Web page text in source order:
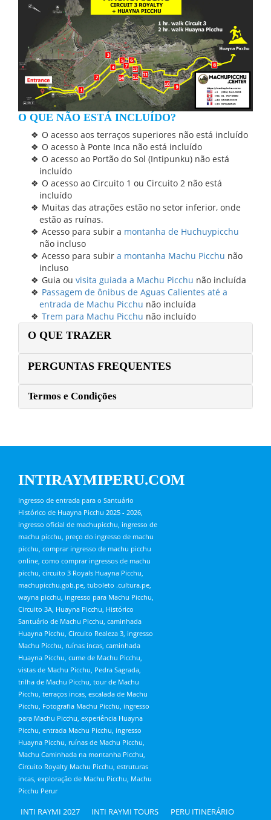
O QUE NÃO ESTÁ INCLUÍDO?
O acesso aos terraços superiores não está incluído
O acesso à Ponte Inca não está incluído
O acesso ao Portão do Sol (Intipunku) não está
incluído
O acesso ao Circuito 1 ou Circuito 2 não está
incluído
Muitas das atrações estão no setor inferior, onde
estão as ruínas.
Acesso para subir a montanha de Huchuypicchu
não incluso
Acesso para subira montanha Machu Picchu não
incluso
Guia ouvisita guiada a Machu Picchu não incluída
Passagem de ônibus de Aguas Calientes até a
entrada de Machu Picchu não incluída
Trem para Machu Picchu não incluído
O QUE TRAZER
PERGUNTAS FREQUENTES
Termos e Condições
INTIRAYMIPERU.COM
Ingresso de entrada para o Santuário
Histórico de Huayna Picchu 2025 - 2026,
ingresso oficial de machupicchu, ingresso de
machu picchu, preço do ingresso de machu
picchu, comprar ingresso de machu picchu
online, como comprar ingressos de machu
picchu, circuito 3 Royals Huayna Picchu,
machupicchu.gob.pe, tuboleto .cultura.pe,
wayna picchu, ingresso para Machu Picchu,
Circuito 3A, Huayna Picchu, Histórico
Santuário de Machu Picchu, caminhada
Huayna Picchu, Circuito Realeza 3, ingresso
Machu Picchu, ruínas incas, caminhada
Huayna Picchu, cume de Machu Picchu,
vistas de Machu Picchu, Pedra Sagrada,
trilha de Machu Picchu, tour de Machu
Picchu, terraços incas, escalada de Machu
Picchu, Fotografia Machu Picchu, ingresso
para Machu Picchu, experiência Huayna
Picchu, entrada Machu Picchu, ingresso
Huayna Picchu, ruínas de Machu Picchu,
Machu Caminhada na montanha Picchu,
Circuito Royalty Machu Picchu, estruturas
incas, exploração de Machu Picchu, Machu
Picchu Perur
INTI RAYMI 2027 INTI RAYMI TOURS PERU ITINERÁRIO